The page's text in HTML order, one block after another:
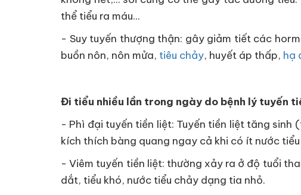
thể tiểu ra máu...
- Suy tuyến thượng thận: gây giảm tiết các
buồn nôn, nôn mửa, tiêu chảy, huyết áp thấp, hạ
Đi tiểu nhiều lần trong ngày do bệnh lý tuyến
- Phì đại tuyến tiền liệt: Tuyến tiền liệt tăng
kích thích bàng quang ngay cả khi có ít nước
- Viêm tuyến tiền liệt: thường xảy ra ở độ tuổi
dắt, tiểu khó, nước tiểu chảy dạng tia nhỏ.